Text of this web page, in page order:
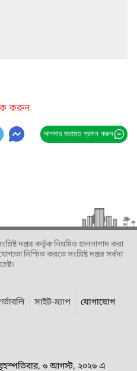
করুন
আপনার মতামত প্রদান করুন
দপ্তর কর্তৃক নিয়মিত হালনাগাদ করা
নিশ্চিত করতে সংশ্লিষ্ট দপ্তর সর্বদা
সাইট-ম্যাপ
যোগাযোগ
বৃহস্পতিবার, ৬ আগস্ট, ২০২৬ এ